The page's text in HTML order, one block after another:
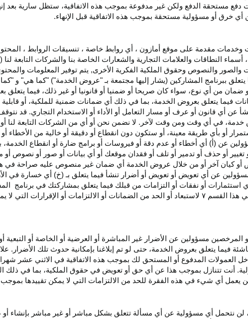
دفع مستحقة
الدفع ولكن غير مدفوعة بموجب هذه الاتفاقية، ستظل سارية بعد
خرق أو مسؤولية مستحقة بموجب هذه الاتفاقية قبل الإنهاء.
وخدمات مقدمة على موقع أمازون ، أي روابط خاصة ، تنسيقات الروابط ،
أسماء النطاقات والعلامات التجارية والشعارات الخاصة بنا والشركات التابعة
والصور والنصوص وحقوق الملكية الفكرية الأخرى, يتم توفير المعلومات
يتعلق ببرنامج المشاركين (يشار إليها مجتمعة بـ "عروض الخدمة") "كما هي" و
أو ضمان من أي نوع، سواء كان صريحا أو ضمنيا أو قانونيا أو غير ذلك، فيما
فيما يتعلق بعروض الخدمة، بما في ذلك أي ضمانات ضمنية للملكية، أو قابلية
عن أي قانون أو عرف أو مسار التعامل أو الأداء أو الاستخدام التجاري. قد
في أي وقت ومن وقت لآخر. لا نضمن نحن أو أي من الشركات التابعة لنا
أو بأي طريقة معينة، أو ستكون دون انقطاع أو دقيقة أو خالية من الأخطاء
عن (أ) أي أخطاء أو عدم دقة أو فيروسات أو برامج ضارة أو انقطاع
تغيير أو حذف أو تدمير أو تلف أو فقدان موقعك أو أي بيانات أو صور أو نصوص
كيان آخر أو من خلال عروض الخدمة أي ضمان غير منصوص عليه صراحة في
مسؤولين عن أي تعويض أو تعويض أو أضرار تنشأ فيما يتعلق بـ (خ) أي خسارة في
أو نفقات أو التزامات من قبلك فيما يتعلق بمشاركتك في برنامج
هذا القسم ۷ لاستبعاد أو الحد من الضمانات أو الالتزامات أو الإقرارات التي
المرخصين مسؤولين عن الأضرار غير المباشرة أو العرضية أو الخاصة أو
فيما يتعلق بعروض الخدمة، حتى لو تم إبلاغنا بإمكانية حدوث تلك الأضرار.
العمولات المدفوع أو المستحق لك بموجب هذه الاتفاقية في الاثني عشر
أنت تتنازل بموجب هذا عن أي حق أو تعويض في حقوق الملكية، بما في
يعمل أي شيء في هذه الفقرة للحد من الالتزامات التي لا يمكن تقييدها بموجب
لن نتحمل أي مسؤولية عن أي مسألة تتعلق بشكل مباشر أو غير مباشر بإنشاء